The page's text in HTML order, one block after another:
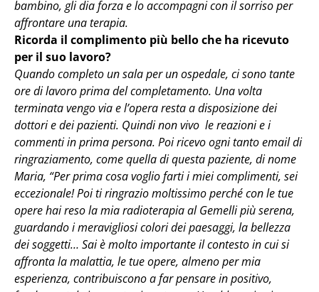
bambino, gli dia forza e lo accompagni con il sorriso per
affrontare una terapia.
Ricorda il complimento più bello che ha ricevuto
per il suo lavoro?
Quando completo un sala per un ospedale, ci sono tante
ore di lavoro prima del completamento. Una volta
terminata vengo via e l’opera resta a disposizione dei
dottori e dei pazienti. Quindi non vivo le reazioni e i
commenti in prima persona. Poi ricevo ogni tanto email di
ringraziamento, come quella di questa paziente, di nome
Maria, “Per prima cosa voglio farti i miei complimenti, sei
eccezionale! Poi ti ringrazio moltissimo perché con le tue
opere hai reso la mia radioterapia al Gemelli più serena,
guardando i meravigliosi colori dei paesaggi, la bellezza
dei soggetti… Sai è molto importante il contesto in cui si
affronta la malattia, le tue opere, almeno per mia
esperienza, contribuiscono a far pensare in positivo,